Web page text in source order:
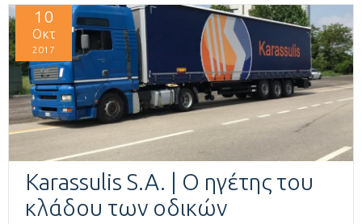
10
Οκτ
2017
Karassulis S.A. | Ο ηγέτης του
κλάδου των οδικών